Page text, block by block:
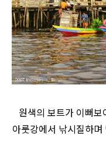
원색의 보트가 이뻐
아룻강에서 낚시질하